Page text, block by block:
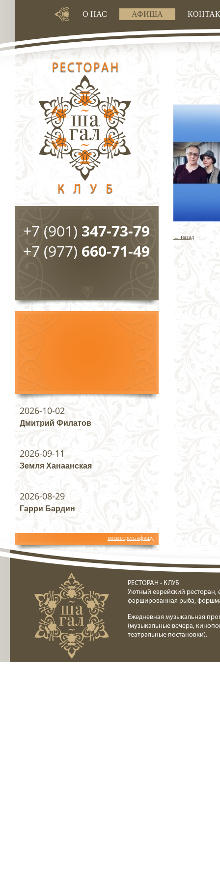
О НАС АФИША
← назад
+7 (901) 347-73-79
+7 (977) 660-71-49
2026-10-02
Дмитрий Филатов
2026-09-11
Земля Ханаанская
2026-08-29
Гарри Бардин
посмотреть афишу
Ресторан клуб Шагал
РЕСТОРАН - КЛУБ
Уютный еврейский ресторан,
фаршированная рыба,
Ежедневная музыкальная
(музыкальные вечера,
театральные постановки).